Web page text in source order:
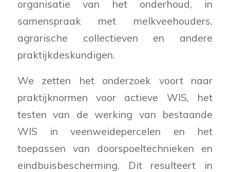
organisatie van het onderhoud, in
samenspraak met melkveehouders,
agrarische collectieven en andere
praktijkdeskundigen.
We zetten het onderzoek voort naar
praktijknormen voor actieve WIS, het
testen van de werking van bestaande
WIS in veenweidepercelen en het
toepassen van doorspoeltechnieken en
eindbuisbescherming. Dit resulteert in